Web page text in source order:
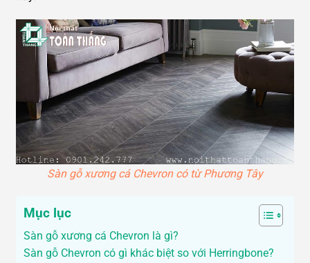
Sàn gỗ xương cá Chevron có từ Phương Tây
Mục lục
Sàn gỗ xương cá Chevron là gì?
Sàn gỗ Chevron có gì khác biệt so với Herringbone?